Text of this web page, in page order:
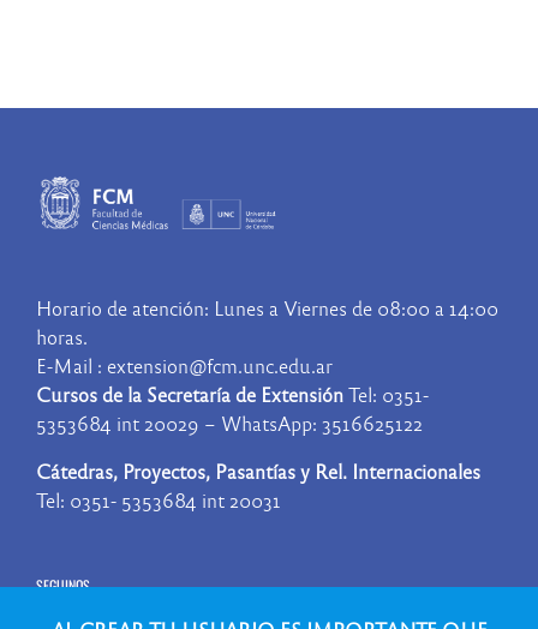
Horario de atención: Lunes a Viernes de 08:00 a 14:00
horas.
E-Mail : extension@fcm.unc.edu.ar
Cursos de la Secretaría de ExtensiónTel: 0351-
5353684 int 20029 – WhatsApp: 3516625122
Cátedras, Proyectos, Pasantías y Rel. Internacionales
Tel: 0351- 5353684 int 20031
SEGUINOS